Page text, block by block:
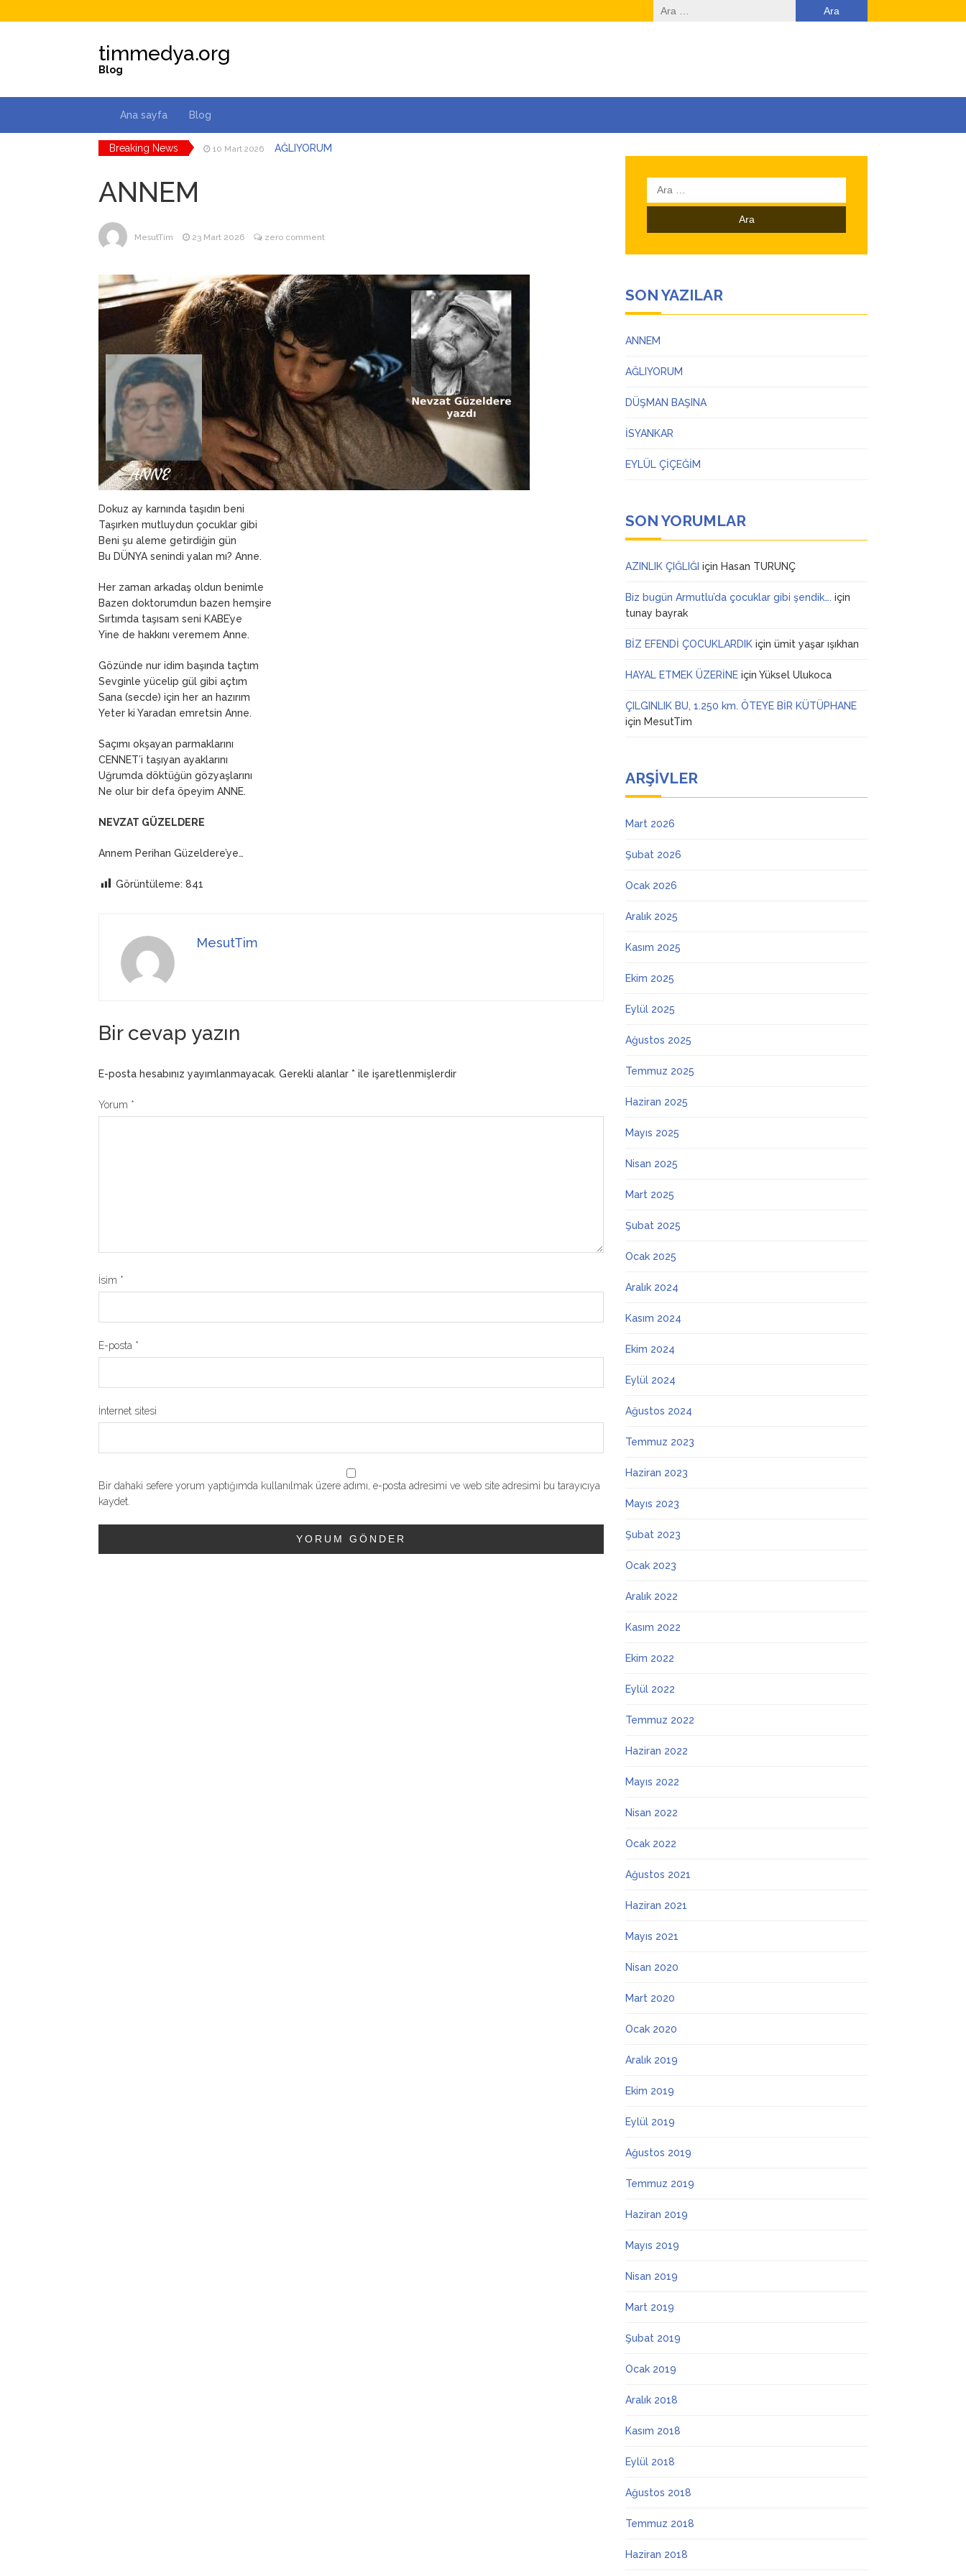
Arama:
timmedya.org
Blog
Ana sayfa Blog
Breaking News 10 Mart 2026 AĞLIYORUM
ANNEM
MesutTim 23 Mart 2026 zero comment
Dokuz ay karnında taşıdın beni
Taşırken mutluydun çocuklar gibi
Beni şu aleme getirdiğin gün
Bu DÜNYA senindi yalan mı? Anne.
Her zaman arkadaş oldun benimle
Bazen doktorumdun bazen hemşire
Sırtımda taşısam seni KABE’ye
Yine de hakkını veremem Anne.
Gözünde nur idim başında taçtım
Sevginle yücelip gül gibi açtım
Sana (secde) için her an hazırım
Yeter ki Yaradan emretsin Anne.
Saçımı okşayan parmaklarını
CENNET’i taşıyan ayaklarını
Uğrumda döktüğün gözyaşlarını
Ne olur bir defa öpeyim ANNE.
NEVZAT GÜZELDERE
Annem Perihan Güzeldere’ye…
Görüntüleme: 841
MesutTim
Bir cevap yazın
E-posta hesabınız yayımlanmayacak. Gerekli alanlar * ile işaretlenmişlerdir
Yorum *
İsim *
E-posta *
İnternet sitesi
Bir dahaki sefere yorum yaptığımda kullanılmak üzere adımı, e-posta adresimi ve web site adresimi bu tarayıcıya
kaydet.
Arama:
SON YAZILAR
ANNEM
AĞLIYORUM
DÜŞMAN BAŞINA
İSYANKAR
EYLÜL ÇİÇEĞİM
SON YORUMLAR
AZINLIK ÇIĞLIĞI için Hasan TURUNÇ
Biz bugün Armutlu’da çocuklar gibi şendik…. için
tunay bayrak
BİZ EFENDİ ÇOCUKLARDIK içinümit yaşar ışıkhan
HAYAL ETMEK ÜZERİNE içinYüksel Ulukoca
ÇILGINLIK BU, 1.250 km. ÖTEYE BİR KÜTÜPHANE
için MesutTim
ARŞIVLER
Mart 2026
Şubat 2026
Ocak 2026
Aralık 2025
Kasım 2025
Ekim 2025
Eylül 2025
Ağustos 2025
Temmuz 2025
Haziran 2025
Mayıs 2025
Nisan 2025
Mart 2025
Şubat 2025
Ocak 2025
Aralık 2024
Kasım 2024
Ekim 2024
Eylül 2024
Ağustos 2024
Temmuz 2023
Haziran 2023
Mayıs 2023
Şubat 2023
Ocak 2023
Aralık 2022
Kasım 2022
Ekim 2022
Eylül 2022
Temmuz 2022
Haziran 2022
Mayıs 2022
Nisan 2022
Ocak 2022
Ağustos 2021
Haziran 2021
Mayıs 2021
Nisan 2020
Mart 2020
Ocak 2020
Aralık 2019
Ekim 2019
Eylül 2019
Ağustos 2019
Temmuz 2019
Haziran 2019
Mayıs 2019
Nisan 2019
Mart 2019
Şubat 2019
Ocak 2019
Aralık 2018
Kasım 2018
Eylül 2018
Ağustos 2018
Temmuz 2018
Haziran 2018